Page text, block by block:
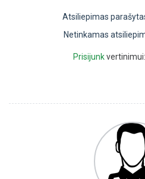
Atsiliepimas
Netinkamas
Prisijunkvertinimui: